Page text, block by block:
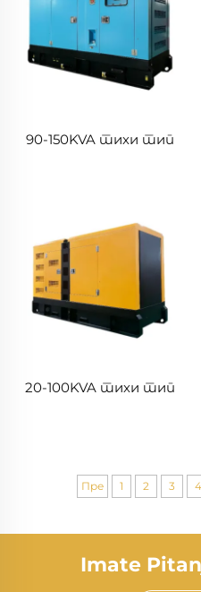
90-150KVA тихи тип
20-100KVA тихи тип
Пре 1 2 3 4
Imate